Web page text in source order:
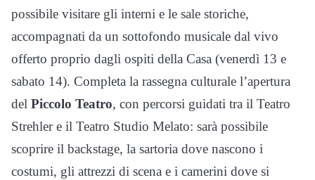
possibile visitare gli interni e le sale storiche,
accompagnati da un sottofondo musicale dal vivo
offerto proprio dagli ospiti della Casa (venerdì 13 e
sabato 14). Completa la rassegna culturale l’apertura
del Piccolo Teatro, con percorsi guidati tra il Teatro
Strehler e il Teatro Studio Melato: sarà possibile
scoprire il backstage, la sartoria dove nascono i
costumi, gli attrezzi di scena e i camerini dove si